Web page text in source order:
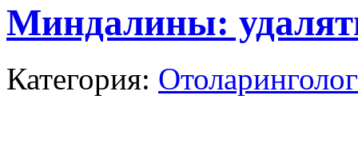
Миндалины:
Категория: